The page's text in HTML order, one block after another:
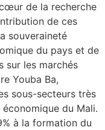
de la recherche
de ces
souveraineté
du pays et de
sur les marchés
Youba Ba,
sous-secteurs très
du Mali.
à la formation du